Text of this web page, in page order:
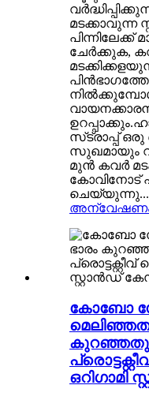
മടക്കാവുന്ന
പിന്നിലേക്ക്
ചേർക്കുക,
സ്‌ട്രാപ്പ്
സുഖമായും
മുൻ കവർ
കോവിനോട്
ചെയ്യുന്നു...
കോബോ
ഒറിഗാമി